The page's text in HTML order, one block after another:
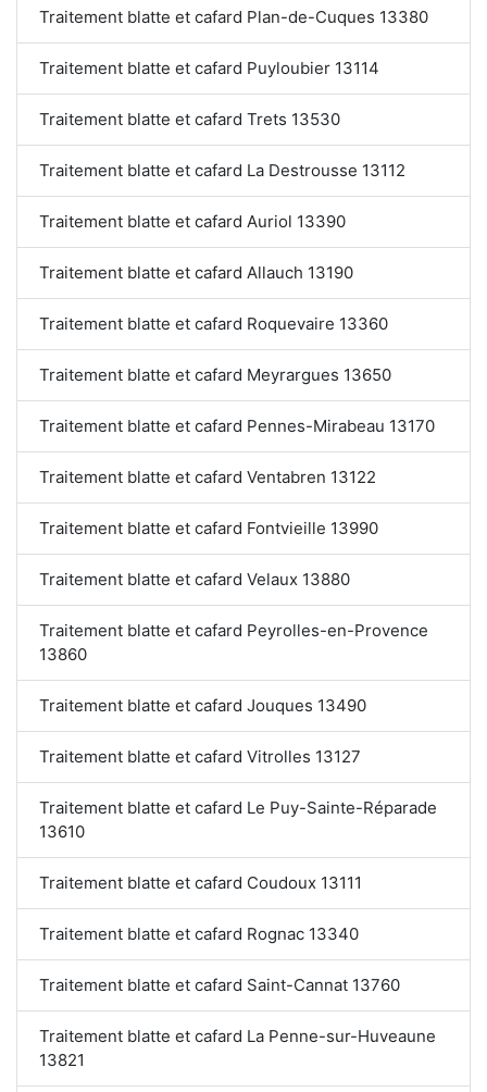
Traitement blatte et cafard Plan-de-Cuques 13380
Traitement blatte et cafard Puyloubier 13114
Traitement blatte et cafard Trets 13530
Traitement blatte et cafard La Destrousse 13112
Traitement blatte et cafard Auriol 13390
Traitement blatte et cafard Allauch 13190
Traitement blatte et cafard Roquevaire 13360
Traitement blatte et cafard Meyrargues 13650
Traitement blatte et cafard Pennes-Mirabeau 13170
Traitement blatte et cafard Ventabren 13122
Traitement blatte et cafard Fontvieille 13990
Traitement blatte et cafard Velaux 13880
Traitement blatte et cafard Peyrolles-en-Provence
13860
Traitement blatte et cafard Jouques 13490
Traitement blatte et cafard Vitrolles 13127
Traitement blatte et cafard Le Puy-Sainte-Réparade
13610
Traitement blatte et cafard Coudoux 13111
Traitement blatte et cafard Rognac 13340
Traitement blatte et cafard Saint-Cannat 13760
Traitement blatte et cafard La Penne-sur-Huveaune
13821